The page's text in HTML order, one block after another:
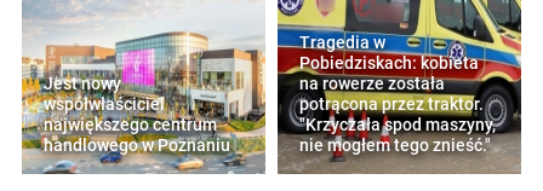
Jest nowy
współwłaściciel
największego centrum
handlowego w Poznaniu
Tragedia w
Pobiedziskach: kobieta
na rowerze została
potrącona przez traktor.
"Krzyczała spod maszyny,
nie mogłem tego znieść."